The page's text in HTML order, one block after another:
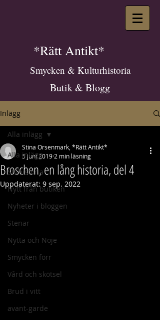
*Rätt Antikt*
Smycken & Kulturhistoria
Butik & Blogg
Inlägg
Alla inlägg
Stilhistoria
Nytt från butiken
Nyheter i bloggen
Stenar
Nytta och Nöje
Smycken förr
Vård och skötsel
Brud i vitt
avant-garde
Alla inlägg
Broschen, en lång historia, del 4
Stina Orsenmark, *Rätt Antikt*
5 juni 2019 2 min läsning
Uppdaterat: 9 sep. 2022